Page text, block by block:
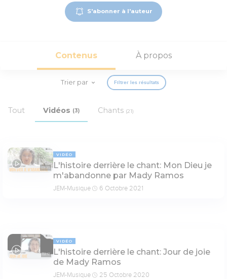
S'abonner à l'auteur
Contenus À propos
Trier par Filtrer les résultats
Tout Vidéos (3) Chants (21)
03:35
VIDÉO
L'histoire derrière le chant: Mon Dieu je
m'abandonne par Mady Ramos
JEM-Musique 6 Octobre 2021
02:17
VIDÉO
L'histoire derrière le chant: Jour de joie
de Mady Ramos
JEM-Musique 25 Octobre 2020